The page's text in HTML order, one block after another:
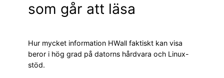
som går att läsa
Hur mycket information HWall faktiskt kan visa
beror i hög grad på datorns hårdvara och Linux-
stöd.